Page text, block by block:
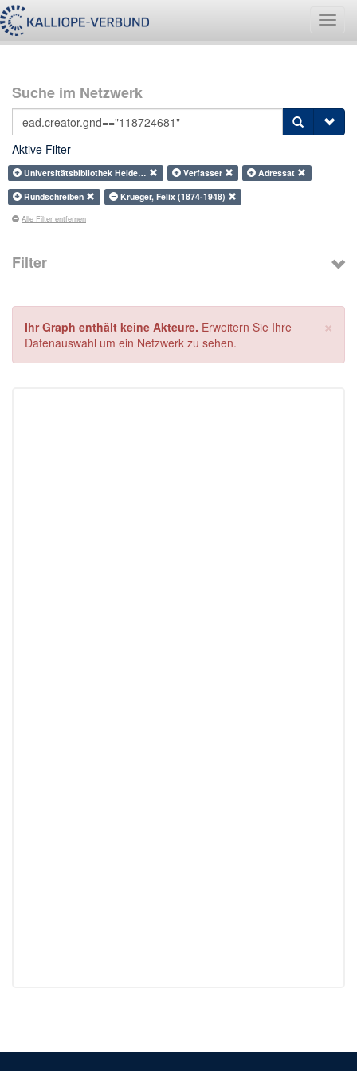
Suche im Netzwerk
Aktive Filter
Universitätsbibliothek Heide… Verfasser
Adressat
Rundschreiben
Krueger, Felix (1874-1948)
Alle Filter entfernen
Filter
×
Ihr Graph enthält keine Akteure. Erweitern Sie Ihre
Datenauswahl um ein Netzwerk zu sehen.